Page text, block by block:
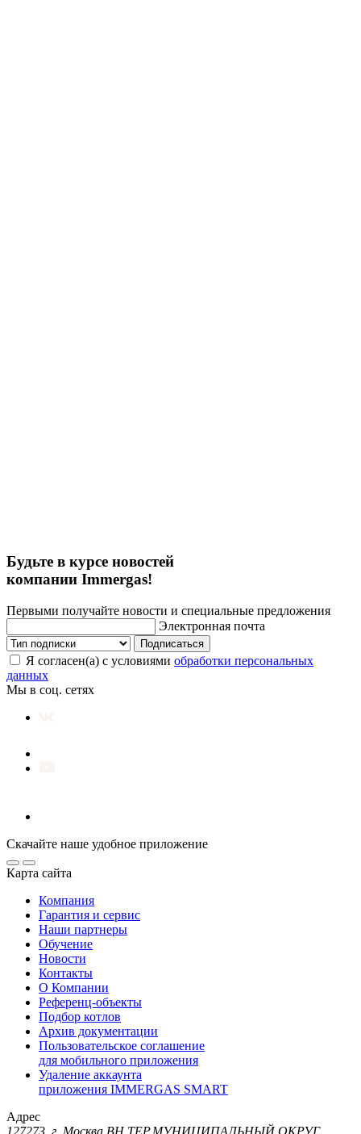
Будьте в курсе новостей
компании Immergas!
Первыми получайте новости и специальные предложения
Электронная почта
Подписаться
Я согласен(а) с условиями обработки персональных
данных
Мы в соц. сетях
Скачайте наше удобное приложение
Карта сайта
Компания
Гарантия и сервис
Наши партнеры
Обучение
Новости
Контакты
О Компании
Референц-объекты
Подбор котлов
Архив документации
Пользовательское соглашение
для мобильного приложения
Удаление аккаунта
приложения IMMERGAS SMART
Адрес
127273, г. Москва ВН.ТЕР.МУНИЦИПАЛЬНЫЙ ОКРУГ